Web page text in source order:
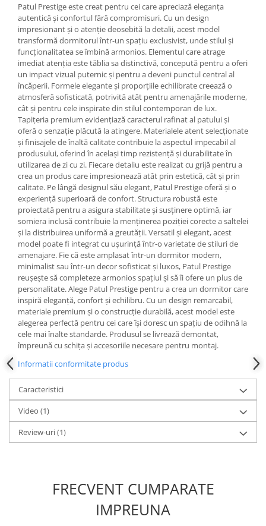
Patul Prestige este creat pentru cei care apreciază eleganța
autentică și confortul fără compromisuri. Cu un design
impresionant și o atenție deosebită la detalii, acest model
transformă dormitorul într-un spațiu exclusivist, unde stilul și
funcționalitatea se îmbină armonios. Elementul care atrage
imediat atenția este tăblia sa distinctivă, concepută pentru a oferi
un impact vizual puternic și pentru a deveni punctul central al
încăperii. Formele elegante și proporțiile echilibrate creează o
atmosferă sofisticată, potrivită atât pentru amenajările moderne,
cât și pentru cele inspirate din stilul contemporan de lux.
Tapițeria premium evidențiază caracterul rafinat al patului și
oferă o senzație plăcută la atingere. Materialele atent selecționate
și finisajele de înaltă calitate contribuie la aspectul impecabil al
produsului, oferind în același timp rezistență și durabilitate în
utilizarea de zi cu zi. Fiecare detaliu este realizat cu grijă pentru a
crea un produs care impresionează atât prin estetică, cât și prin
calitate. Pe lângă designul său elegant, Patul Prestige oferă și o
experiență superioară de confort. Structura robustă este
proiectată pentru a asigura stabilitate și susținere optimă, iar
somiera inclusă contribuie la menținerea poziției corecte a saltelei
și la distribuirea uniformă a greutății. Versatil și elegant, acest
model poate fi integrat cu ușurință într-o varietate de stiluri de
amenajare. Fie că este amplasat într-un dormitor modern,
minimalist sau într-un decor sofisticat și luxos, Patul Prestige
reușește să completeze armonios spațiul și să îi ofere un plus de
personalitate. Alege Patul Prestige pentru a crea un dormitor care
inspiră eleganță, confort și echilibru. Cu un design remarcabil,
materiale premium și o construcție durabilă, acest model este
alegerea perfectă pentru cei care își doresc un spațiu de odihnă la
cele mai înalte standarde. Produsul se livrează demontat,
împreună cu schița și accesoriile necesare pentru montaj.
Informatii conformitate produs
Caracteristici
Video (1)
Review-uri(1)
FRECVENT CUMPARATE
IMPREUNA